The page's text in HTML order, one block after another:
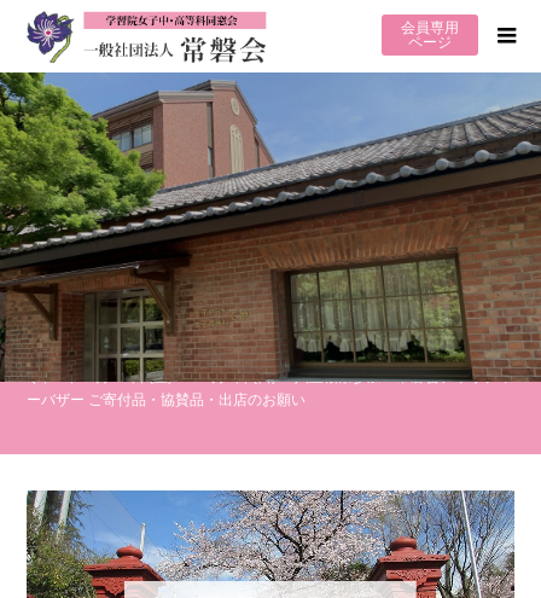
会員専用
ページ
6月3日（水）臨時休室
令和8年10月 31日 (土) ・ 11月1日 (日) 八重桜祭参加 常磐会チャリティ
ーバザー ご寄付品・協賛品・出店のお願い